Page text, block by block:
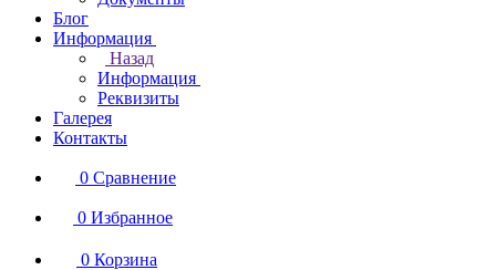
Блог
Информация
Назад
Информация
Реквизиты
Галерея
Контакты
0 Сравнение
0 Избранное
0 Корзина